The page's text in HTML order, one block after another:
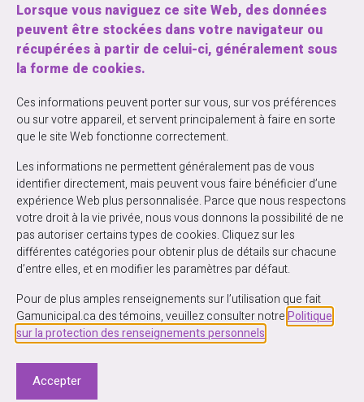
Entrez votre courriel ci-dessous pour vous
inscrire à notre infolettre la Ga’zette
Lorsque vous naviguez ce site Web, des données
peuvent être stockées dans votre navigateur ou
récupérées à partir de celui-ci, généralement sous
la forme de cookies.
Ces informations peuvent porter sur vous, sur vos préférences
ou sur votre appareil, et servent principalement à faire en sorte
que le site Web fonctionne correctement.
Les informations ne permettent généralement pas de vous
identifier directement, mais peuvent vous faire bénéficier d’une
expérience Web plus personnalisée. Parce que nous respectons
votre droit à la vie privée, nous vous donnons la possibilité de ne
pas autoriser certains types de cookies. Cliquez sur les
différentes catégories pour obtenir plus de détails sur chacune
d’entre elles, et en modifier les paramètres par défaut.
Pour de plus amples renseignements sur l’utilisation que fait
Gamunicipal.ca des témoins, veuillez consulter notrePolitique
sur la protection des renseignements personnels
Accepter